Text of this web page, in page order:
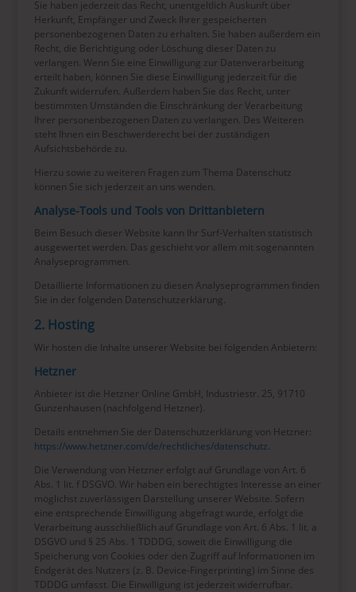
Sie haben jederzeit das Recht, unentgeltlich Auskunft über
Herkunft, Empfänger und Zweck Ihrer gespeicherten
personenbezogenen Daten zu erhalten. Sie haben außerdem ein
Recht, die Berichtigung oder Löschung dieser Daten zu
verlangen. Wenn Sie eine Einwilligung zur Datenverarbeitung
erteilt haben, können Sie diese Einwilligung jederzeit für die
Zukunft widerrufen. Außerdem haben Sie das Recht, unter
bestimmten Umständen die Einschränkung der Verarbeitung
Ihrer personenbezogenen Daten zu verlangen. Des Weiteren
steht Ihnen ein Beschwerderecht bei der zuständigen
Aufsichtsbehörde zu.
Hierzu sowie zu weiteren Fragen zum Thema Datenschutz
können Sie sich jederzeit an uns wenden.
Analyse-Tools und Tools von Dritt­anbietern
Beim Besuch dieser Website kann Ihr Surf-Verhalten statistisch
ausgewertet werden. Das geschieht vor allem mit sogenannten
Analyseprogrammen.
Detaillierte Informationen zu diesen Analyseprogrammen finden
Sie in der folgenden Datenschutzerklärung.
2. Hosting
Wir hosten die Inhalte unserer Website bei folgenden Anbietern:
Hetzner
Anbieter ist die Hetzner Online GmbH, Industriestr. 25, 91710
Gunzenhausen (nachfolgend Hetzner).
Details entnehmen Sie der Datenschutzerklärung von Hetzner:
https://www.hetzner.com/de/rechtliches/datenschutz.
Die Verwendung von Hetzner erfolgt auf Grundlage von Art. 6
Abs. 1 lit. f DSGVO. Wir haben ein berechtigtes Interesse an einer
möglichst zuverlässigen Darstellung unserer Website. Sofern
eine entsprechende Einwilligung abgefragt wurde, erfolgt die
Verarbeitung ausschließlich auf Grundlage von Art. 6 Abs. 1 lit. a
DSGVO und § 25 Abs. 1 TDDDG, soweit die Einwilligung die
Speicherung von Cookies oder den Zugriff auf Informationen im
Endgerät des Nutzers (z. B. Device-Fingerprinting) im Sinne des
TDDDG umfasst. Die Einwilligung ist jederzeit widerrufbar.